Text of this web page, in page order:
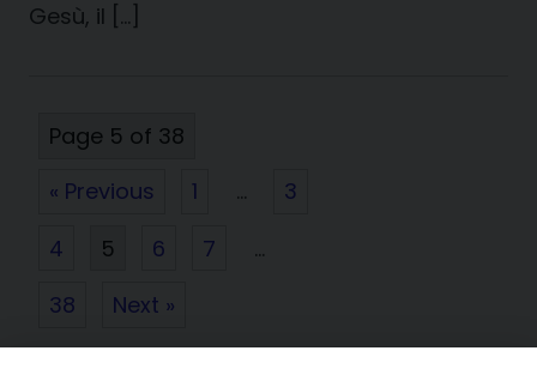
Gesù, il […]
Page 5 of 38
« Previous
1 …
3
4
5 6 7
…
38
Next »